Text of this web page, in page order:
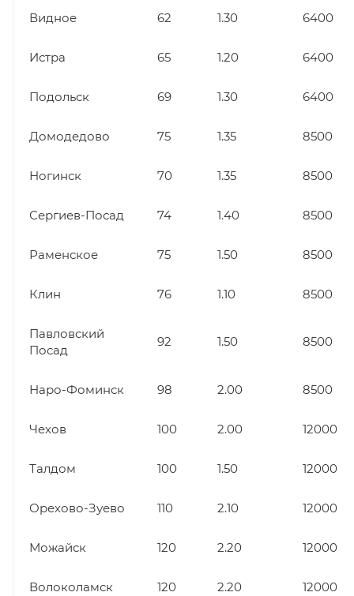
Видное 62 1.30 6400
Истра 65 1.20 6400
Подольск 69 1.30 6400
Домодедово 75 1.35 8500
Ногинск 70 1.35 8500
Сергиев-Посад 74 1.40 8500
Раменское 75 1.50 8500
Клин 76 1.10 8500
Павловский
Посад
92 1.50 8500
Наро-Фоминск 98 2.00 8500
Чехов 100 2.00 12000
Талдом 100 1.50 12000
Орехово-Зуево 110 2.10 12000
Можайск 120 2.20 12000
Волоколамск 120 2.20 12000